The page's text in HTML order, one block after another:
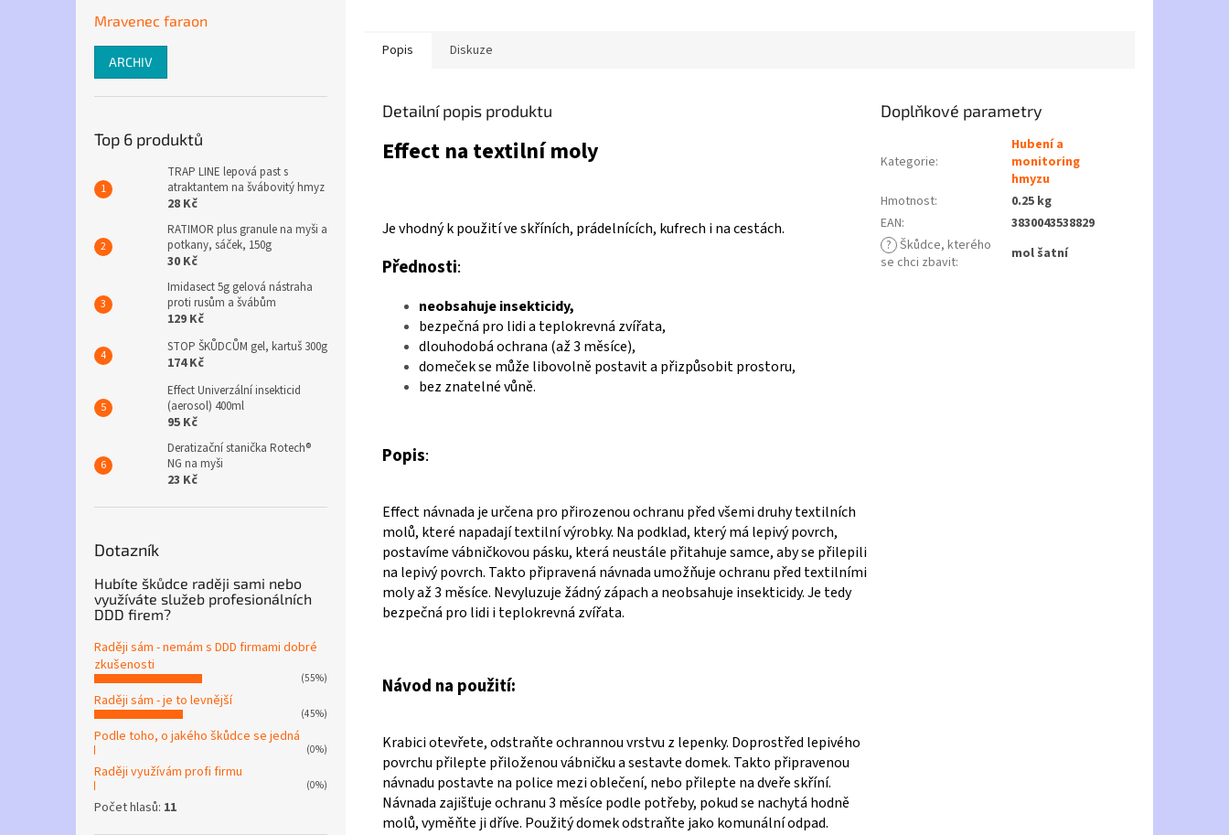
Mravenec faraon
ARCHIV
Top 6 produktů
TRAP LINE lepová past s
atraktantem na švábovitý hmyz
28 Kč
RATIMOR plus granule na myši a
potkany, sáček, 150g
30 Kč
Imidasect 5g gelová nástraha
proti rusům a švábům
129 Kč
STOP ŠKŮDCŮM gel, kartuš 300g
174 Kč
Effect Univerzální insekticid
(aerosol) 400ml
95 Kč
Deratizační stanička Rotech®
NG na myši
23 Kč
Dotazník
Hubíte škůdce raději sami nebo
využíváte služeb profesionálních
DDD firem?
Raději sám - nemám s DDD firmami dobré
zkušenosti
(55%)
Raději sám - je to levnější
(45%)
Podle toho, o jakého škůdce se jedná
(0%)
Raději využívám profi firmu
(0%)
Počet hlasů: 11
Popis Diskuze
Detailní popis produktu
Effect na textilní moly
Je vhodný k použití ve skříních, prádelnících, kufrech i na cestách.
Přednosti:
neobsahuje insekticidy,
bezpečná pro lidi a teplokrevná zvířata,
dlouhodobá ochrana (až 3 měsíce),
domeček se může libovolně postavit a přizpůsobit prostoru,
bez znatelné vůně.
Popis:
Effect návnada je určena pro přirozenou ochranu před všemi druhy textilních
molů, které napadají textilní výrobky. Na podklad, který má lepivý povrch,
postavíme vábničkovou pásku, která neustále přitahuje samce, aby se přilepili
na lepivý povrch. Takto připravená návnada umožňuje ochranu před textilními
moly až 3 měsíce. Nevyluzuje žádný zápach a neobsahuje insekticidy. Je tedy
bezpečná pro lidi i teplokrevná zvířata.
Návod na použití:
Krabici otevřete, odstraňte ochrannou vrstvu z lepenky. Doprostřed lepivého
povrchu přilepte přiloženou vábničku a sestavte domek. Takto připravenou
návnadu postavte na police mezi oblečení, nebo přilepte na dveře skříní.
Návnada zajišťuje ochranu 3 měsíce podle potřeby, pokud se nachytá hodně
molů, vyměňte ji dříve. Použitý domek odstraňte jako komunální odpad.
Doplňkové parametry
Kategorie:
Hubení a
monitoring
hmyzu
Hmotnost:
0.25 kg
EAN:
3830043538829
? Škůdce, kterého
se chci zbavit: mol šatní